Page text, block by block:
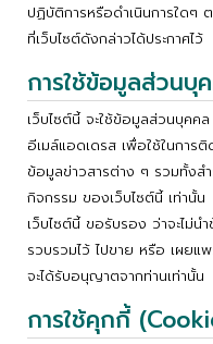
ปฏิบัติการหรือดำเนินการใดๆ
ที่เว็บไซต์ดังกล่าวได้ประกาศไว้
การใช้ข้อมูลส่วนบุ
เว็บไซต์นี้ จะใช้ข้อมูลส่วนบุคค
อีเมล์แอดเดรส เพื่อใช้ในการ
ข้อมูลข่าวสารต่าง ๆ รวมทั้งส
กิจกรรม ของเว็บไซต์นี้ เท่านั้น
เว็บไซต์นี้ ขอรับรอง ว่าจะไม่น
รวบรวมไว้ ไปขาย หรือ เผยแ
จะได้รับอนุญาตจากท่านเท่านั้น
การใช้คุกกี้